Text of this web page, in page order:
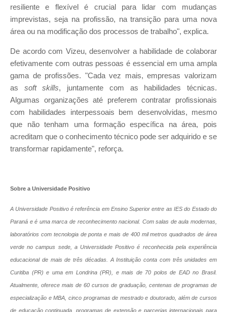
resiliente e flexível é crucial para lidar com mudanças
imprevistas, seja na profissão, na transição para uma nova
área ou na modificação dos processos de trabalho", explica.
De acordo com Vizeu, desenvolver a habilidade de colaborar
efetivamente com outras pessoas é essencial em uma ampla
gama de profissões. "Cada vez mais, empresas valorizam
as soft skills, juntamente com as habilidades técnicas.
Algumas organizações até preferem contratar profissionais
com habilidades interpessoais bem desenvolvidas, mesmo
que não tenham uma formação específica na área, pois
acreditam que o conhecimento técnico pode ser adquirido e se
transformar rapidamente", reforça.
Sobre a Universidade Positivo
A Universidade Positivo é referência em Ensino Superior entre as IES do Estado do
Paraná e é uma marca de reconhecimento nacional. Com salas de aula modernas,
laboratórios com tecnologia de ponta e mais de 400 mil metros quadrados de área
verdeno campus sede, a Universidade Positivo é reconhecida pela experiência
educacional de mais de três décadas. A Instituição conta com três unidades em
Curitiba (PR) e uma em Londrina (PR), e mais de 70 polos de EAD no Brasil.
Atualmente, oferece mais de 60 cursos de graduação, centenas de programas de
especialização e MBA, cinco programas de mestrado e doutorado, além de cursos
de educação continuada, programas de extensão e parcerias internacionais para